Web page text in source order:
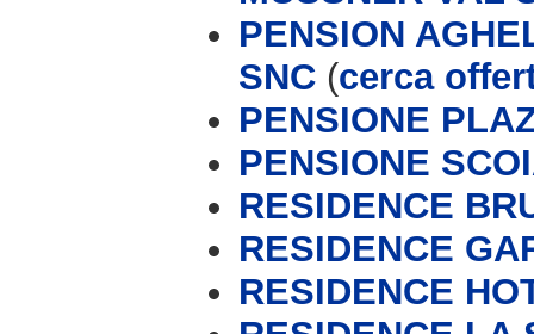
PENSION
SNC (cerca
PENSIONE
PENSIONE
RESIDENCE
RESIDENCE
RESIDENCE